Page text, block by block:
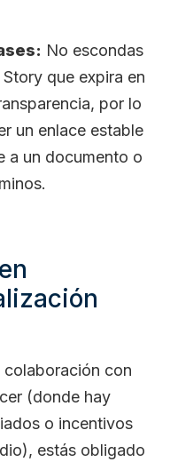
No escondas
que expira en
por lo
un enlace estable
a un documento o
colaboración con
(donde hay
o incentivos
estás obligado